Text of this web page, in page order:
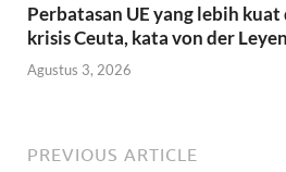
Perbatasan UE yang lebih
krisis Ceuta, kata von der Leyen
Agustus 3, 2026
PREVIOUS ARTICLE